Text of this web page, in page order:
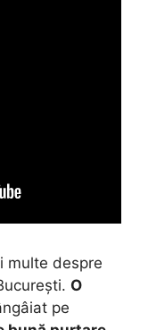
multe despre
O
pe